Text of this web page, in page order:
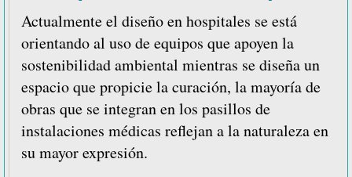
Actualmente el diseño en hospitales se está
orientando al uso de equipos que apoyen la
sostenibilidad ambiental mientras se diseña un
espacio que propicie la curación, la mayoría de
obras que se integran en los pasillos de
instalaciones médicas reflejan a la naturaleza en
su mayor expresión.